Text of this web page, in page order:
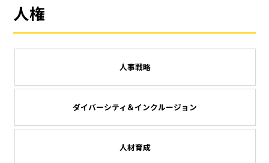
人権
人事戦略
ダイバーシティ＆インクルージョン
人材育成